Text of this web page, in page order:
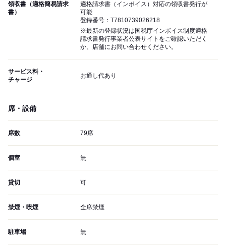
領収書（適格簡易請求
書）
適格請求書（インボイス）対応の領収書発行が
可能
登録番号：T7810739026218
※最新の登録状況は国税庁インボイス制度適格
請求書発行事業者公表サイトをご確認いただく
か、店舗にお問い合わせください。
サービス料・
チャージ
お通し代あり
席・設備
席数 79席
個室 無
貸切 可
禁煙・喫煙 全席禁煙
駐車場 無